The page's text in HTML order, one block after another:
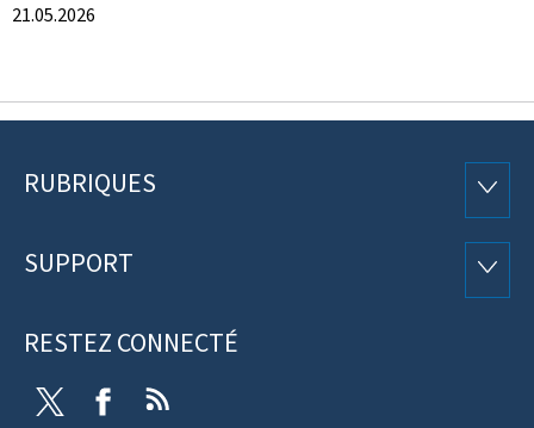
21.05.2026
Pied
page
RUBRIQUES
SUPPORT
RESTEZ CONNECTÉ
Twitter Facebook